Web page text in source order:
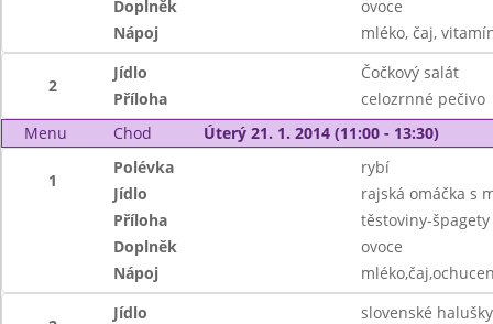
Doplněk
ovoce
Nápoj
mléko, čaj,
2
Jídlo
Čočkový salát
Příloha
celozrnné pečivo
Menu
Chod Úterý 21. 1. 2014 (11:00 - 13:30)
1
Polévka
rybí
Jídlo
rajská omáčka s
Příloha
těstoviny-špagety
Doplněk
ovoce
Nápoj
Jídlo slovenské